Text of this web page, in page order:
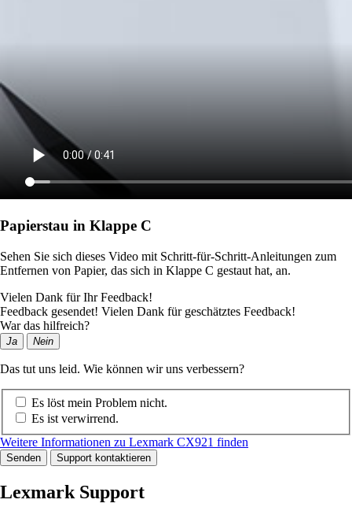
Papierstau in Klappe C
Sehen Sie sich dieses Video mit Schritt-für-Schritt-Anleitungen zum
Entfernen von Papier, das sich in Klappe C gestaut hat, an.
Vielen Dank für Ihr Feedback!
Feedback gesendet! Vielen Dank für geschätztes Feedback!
War das hilfreich?
Ja Nein
Das tut uns leid. Wie können wir uns verbessern?
Es löst mein Problem nicht.
Es ist verwirrend.
Weitere Informationen zu Lexmark CX921 finden
Senden Support kontaktieren
Lexmark Support